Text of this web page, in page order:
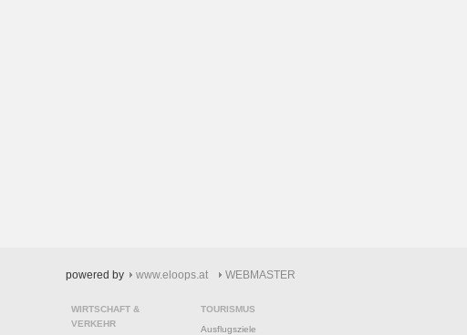
powered by www.eloops.at WEBMASTER
WIRTSCHAFT &
VERKEHR
TOURISMUS
Ausflugsziele